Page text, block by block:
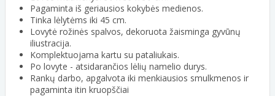
Pagaminta iš geriausios kokybės medienos.
Tinka lėlytėms iki 45 cm.
Lovytė rožinės spalvos, dekoruota žaisminga gyvūnų
iliustracija.
Komplektuojama kartu su pataliukais.
Po lovyte - atsidarančios lėlių namelio durys.
Rankų darbo, apgalvota iki menkiausios smulkmenos ir
pagaminta itin kruopščiai